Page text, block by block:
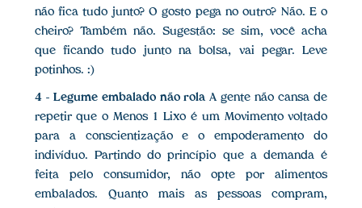
não fica tudo junto? O gosto pega no outro? Não. E o
cheiro? Também não. Sugestão: se sim, você acha
que ficando tudo junto na bolsa, vai pegar. Leve
potinhos. :)
4 - Legume embalado não rolaA gente não cansa de
repetir que o Menos 1 Lixo é um Movimento voltado
para a conscientização e o empoderamento do
indivíduo. Partindo do princípio que a demanda é
feita pelo consumidor, não opte por alimentos
embalados. Quanto mais as pessoas compram,